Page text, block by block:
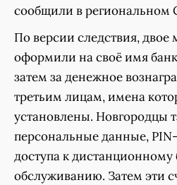
сообщили в региональном
По версии следствия,
оформили на своё имя
затем за денежное
третьим лицам, имена
установлены. Новгородцы
персональные данные,
доступа к дистанционному
обслуживанию. Затем эти